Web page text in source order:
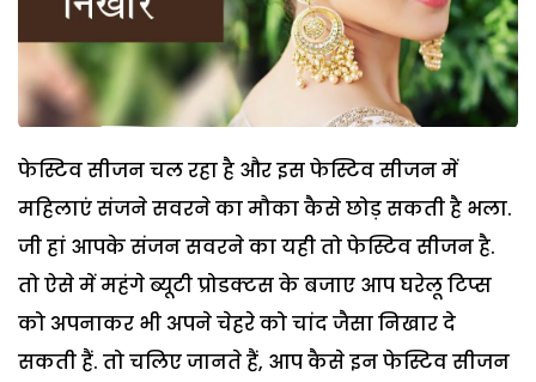
फेस्टिव सीजन चल रहा है और इस फेस्टिव सीजन में
महिलाएं संजने सवरने का मौका कैसे छोड़ सकती है भला.
जी हां आपके संजन सवरने का यही तो फेस्टिव सीजन है.
तो ऐसे में महंगे ब्यूटी प्रोडक्टस के बजाए आप घरेलू टिप्स
को अपनाकर भी अपने चेहरे को चांद जैसा निखार दे
सकती हैं. तो चलिए जानते हैं, आप कैसे इन फेस्टिव सीजन